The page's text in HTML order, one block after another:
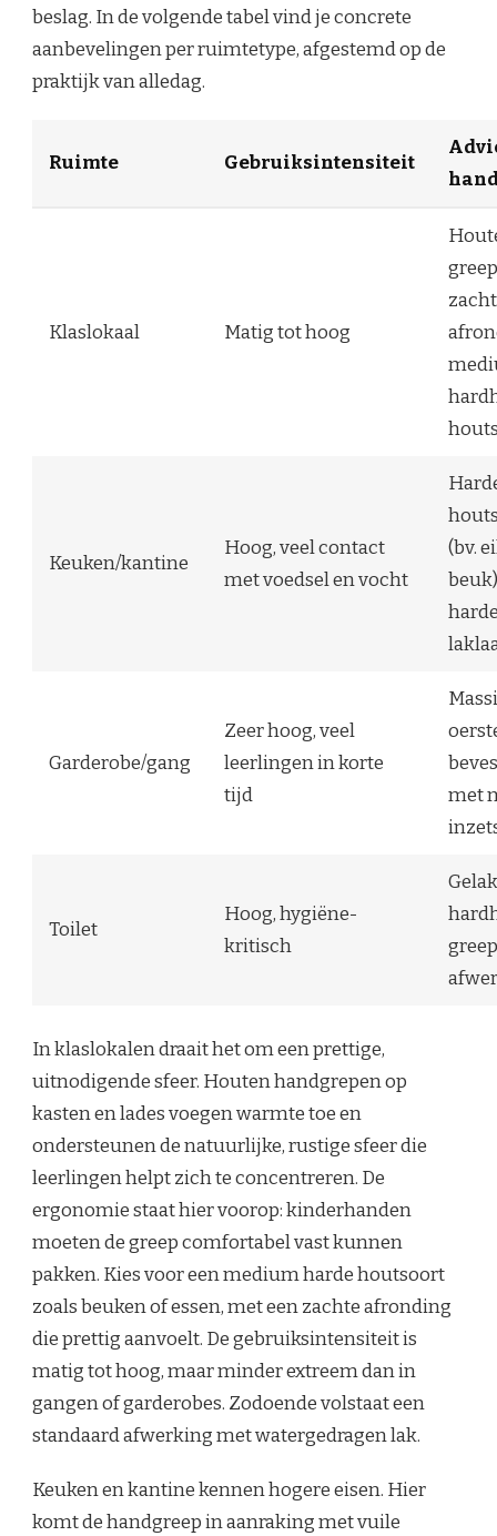
beslag. In de volgende tabel vind je concrete
aanbevelingen per ruimtetype, afgestemd op de
praktijk van alledag.
Ruimte Gebruiksintensiteit
Klaslokaal Matig tot hoog
Keuken/kantine
Hoog, veel contact
met voedsel en vocht
(bv.
Garderobe/gang
Zeer hoog, veel
leerlingen in korte
tijd
met
Toilet
Hoog, hygiëne-
kritisch
In klaslokalen draait het om een prettige,
uitnodigende sfeer. Houten handgrepen op
kasten en lades voegen warmte toe en
ondersteunen de natuurlijke, rustige sfeer die
leerlingen helpt zich te concentreren. De
ergonomie staat hier voorop: kinderhanden
moeten de greep comfortabel vast kunnen
pakken. Kies voor een medium harde houtsoort
zoals beuken of essen, met een zachte afronding
die prettig aanvoelt. De gebruiksintensiteit is
matig tot hoog, maar minder extreem dan in
gangen of garderobes. Zodoende volstaat een
standaard afwerking met watergedragen lak.
Keuken en kantine kennen hogere eisen. Hier
komt de handgreep in aanraking met vuile